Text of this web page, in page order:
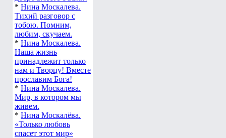
* Нина Москалева.
Тихий разговор с
тобою. Помним,
любим, скучаем.
* Нина Москалева.
Наша жизнь
принадлежит только
нам и Творцу! Вместе
прославим Бога!
* Нина Москалева.
Мир, в котором мы
живем.
* Нина Москалёва.
«Только любовь
спасет этот мир»